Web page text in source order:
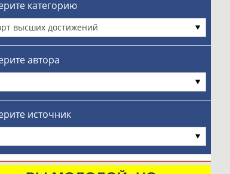
категорию
высших достижений
автора
источник